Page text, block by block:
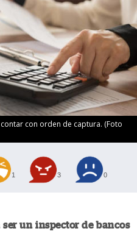
con orden de captura. (Foto
1 3 0
un inspector de bancos